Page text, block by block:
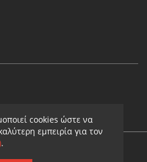
Reserved.
cookies ώστε να
εμπειρία για τον
.